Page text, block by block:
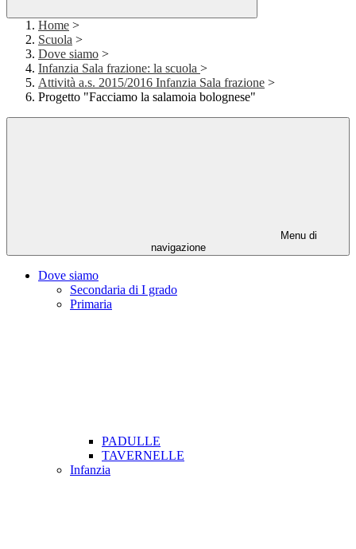
Home >
Scuola >
Dove siamo >
Infanzia Sala frazione: la scuola >
Attività a.s. 2015/2016 Infanzia Sala frazione >
Progetto "Facciamo la salamoia bolognese"
Menu di
navigazione
Dove siamo
Secondaria di I grado
Primaria
PADULLE
TAVERNELLE
Infanzia